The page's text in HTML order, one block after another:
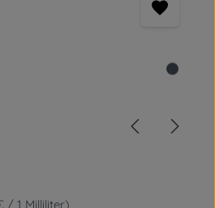
/ 1 Milliliter)